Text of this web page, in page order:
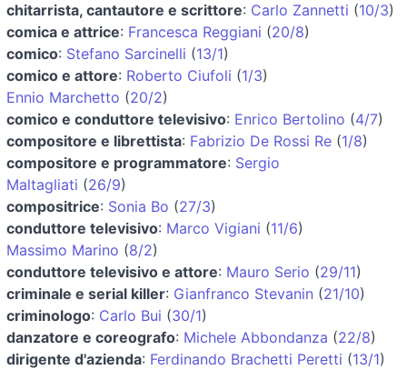
chitarrista, cantautore e scrittore: Carlo Zannetti (10/3)
comica e attrice: Francesca Reggiani (20/8)
comico: Stefano Sarcinelli (13/1)
comico e attore: Roberto Ciufoli (1/3)
Ennio Marchetto (20/2)
comico e conduttore televisivo: Enrico Bertolino (4/7)
compositore e librettista: Fabrizio De Rossi Re (1/8)
compositore e programmatore: Sergio
Maltagliati (26/9)
compositrice: Sonia Bo (27/3)
conduttore televisivo: Marco Vigiani (11/6)
Massimo Marino (8/2)
conduttore televisivo e attore: Mauro Serio (29/11)
criminale e serial killer: Gianfranco Stevanin (21/10)
criminologo: Carlo Bui (30/1)
danzatore e coreografo: Michele Abbondanza (22/8)
dirigente d'azienda: Ferdinando Brachetti Peretti (13/1)